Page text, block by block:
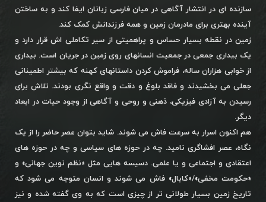
سازنده ای در انتشار آگاهی در میان فارسی زبانان ایفا کند و به ساختن
آینده بهتری برای مادرمان زمین و همه فرزندانش کمک کند.
زمین در نقطه بسیار حساس و پراهمیتی از سیر تکاملی اش قرار دارد و
یک بیداری جمعی در جمعیت انسانهای روی زمین در جریان است. بیداری
از خوابی هزاران ساله، فراموش کردن داستانهای کهنه که بیشتر اطمینانی
جعلی می بخشیدند و فاقد بلوغ و دقت و واقع نگری بودند. تلاش برای
رسیدن به آزادی فیزیکی، ذهنی و روحی و آگاهی از وجود حیات در ابعاد
دیگر.
هم اکنون اسرار به سرعت فاش می شوند. شاید بتوان عصر حاضر را از یک
نگاه، عصر افشاگری نامید. چه در حوزه های سیاسی و چه در حوزه های
اعتقادی و اجتماعی و یا علمی. دسیسه هایی مثل «نظم نوین جهانی» و
«حکومت مخفی»/«کابال» فاش می شوند و انسان متوجه می شود که
تاریخ زمین بسیار طولانی تر از چیزی است که به وی گفته شده و نیز